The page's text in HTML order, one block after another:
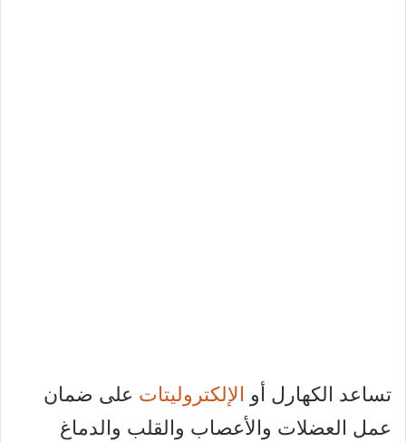
تساعد الكهارل أو الإلكتروليتات على ضمان
عمل العضلات والأعصاب والقلب والدماغ